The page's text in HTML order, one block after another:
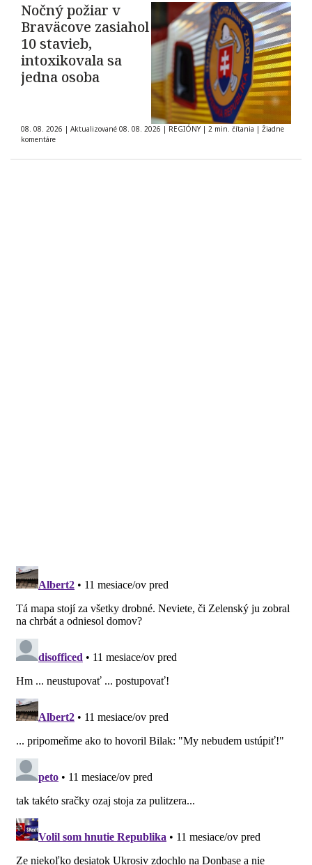
Nočný požiar v
Braväcove zasiahol
10 stavieb,
intoxikovala sa
jedna osoba
08. 08. 2026 | Aktualizované 08. 08. 2026 | REGIÓNY | 2 min. čítania | Žiadne
komentáre